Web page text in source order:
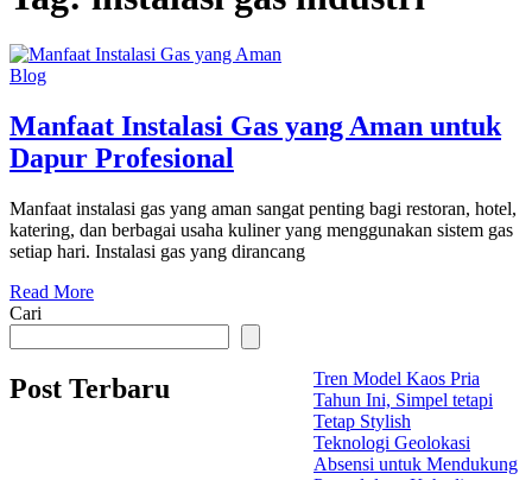
Blog
Manfaat Instalasi Gas yang Aman untuk
Dapur Profesional
Manfaat instalasi gas yang aman sangat penting bagi restoran, hotel,
katering, dan berbagai usaha kuliner yang menggunakan sistem gas
setiap hari. Instalasi gas yang dirancang
Read More
Cari
Post Terbaru
Tren Model Kaos Pria
Tahun Ini, Simpel tetapi
Tetap Stylish
Teknologi Geolokasi
Absensi untuk Mendukung